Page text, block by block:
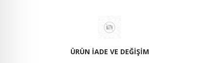
ÜRÜN İADE VE DEĞIŞIM